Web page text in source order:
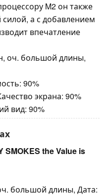
M2 он также
а с добавлением
впечатление
оч. большой длины,
90%
экрана: 90%
вид: 90%
SMOKES the Value is
большой длины, Дата: